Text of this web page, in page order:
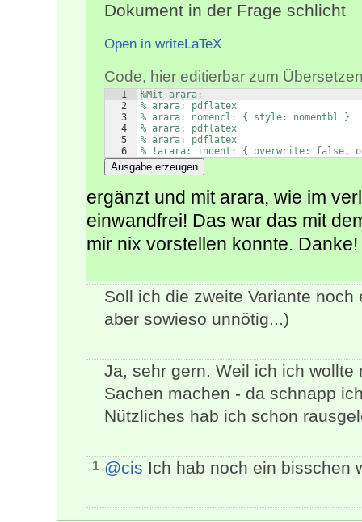
Dokument in der Frage schlicht
Open in writeLaTeX
Code, hier editierbar zum
1
2
3
4
5
6
%Mit arara:
% arara: pdflatex
% arara: nomencl: { style: nomentbl }
% arara: pdflatex
% arara: pdflatex
% !arara: indent: { overwrite: false,
Ausgabe erzeugen
ergänzt und mit arara, wie im
einwandfrei! Das war das mit
mir nix vorstellen konnte. Danke!
Soll ich die zweite Variante
aber sowieso unnötig...)
Ja, sehr gern. Weil ich ich
Sachen machen - da schnapp
Nützliches hab ich schon
1 @cis Ich hab noch ein bisschen